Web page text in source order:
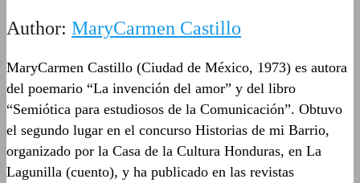
Author: MaryCarmen Castillo
MaryCarmen Castillo (Ciudad de México, 1973) es autora
del poemario “La invención del amor” y del libro
“Semiótica para estudiosos de la Comunicación”. Obtuvo
el segundo lugar en el concurso Historias de mi Barrio,
organizado por la Casa de la Cultura Honduras, en La
Lagunilla (cuento), y ha publicado en las revistas